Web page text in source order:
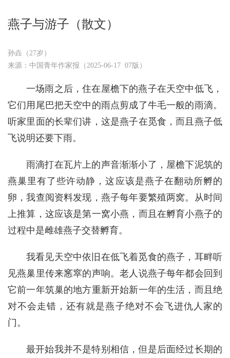
燕子与游子（散文）
孙垚（27岁）
来源：中国青年作家报（2025-06-17 07版）
一场雨之后，住在屋檐下的燕子在天空中低飞，
它们用尾巴把天空中的雨点剪成了牛毛一般的雨滴。
听家里面的长辈们讲，这是燕子在觅食，而且燕子低
飞说明还要下雨。
雨滴打在瓦片上的声音渐渐小了，屋檐下泥筑的
燕巢里有了些许动静，这应该是燕子在翻动所孵的
卵，我查阅资料发现，燕子每年要繁殖两窝。从时间
上推算，这应该是第一窝小燕，而且在孵育小燕子的
过程中是雌雄燕子交替孵育。
我看见天空中依旧在低飞着觅食的燕子，耳畔听
见燕巢里传来窸窣的声响。老人说燕子每年都会回到
它前一年筑巢的地方重新开始新一年的生活，而且绝
对不会走错，还有就是燕子绝对不会飞进仇人家的
门。
最开始我并不是特别相信，但是后面经过长期的